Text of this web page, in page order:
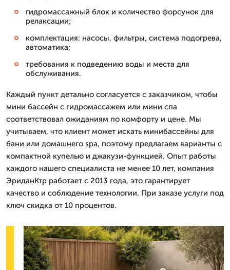
гидромассажный блок и количество форсунок для
релаксации;
комплектация: насосы, фильтры, система подогрева,
автоматика;
требования к подведению воды и места для
обслуживания.
Каждый пункт детально согласуется с заказчиком, чтобы
мини бассейн с гидромассажем или мини спа
соответствовал ожиданиям по комфорту и цене. Мы
учитываем, что клиент может искать минибассейны для
бани или домашнего spa, поэтому предлагаем варианты с
компактной купелью и джакузи-функцией. Опыт работы
каждого нашего специалиста не менее 10 лет, компания
ЭриданКтр работает с 2013 года, это гарантирует
качество и соблюдение технологии. При заказе услуги под
ключ скидка от 10 процентов.